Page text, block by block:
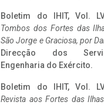
Boletim do IHIT, Vol.
Tombos dos Fortes das
São Jorge e Graciosa, por
Direcção dos
Engenharia do Exército.
Boletim do IHIT, Vol.
Revista aos Fortes das